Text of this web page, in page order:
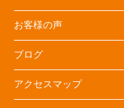
お客様の声
ブログ
アクセスマップ